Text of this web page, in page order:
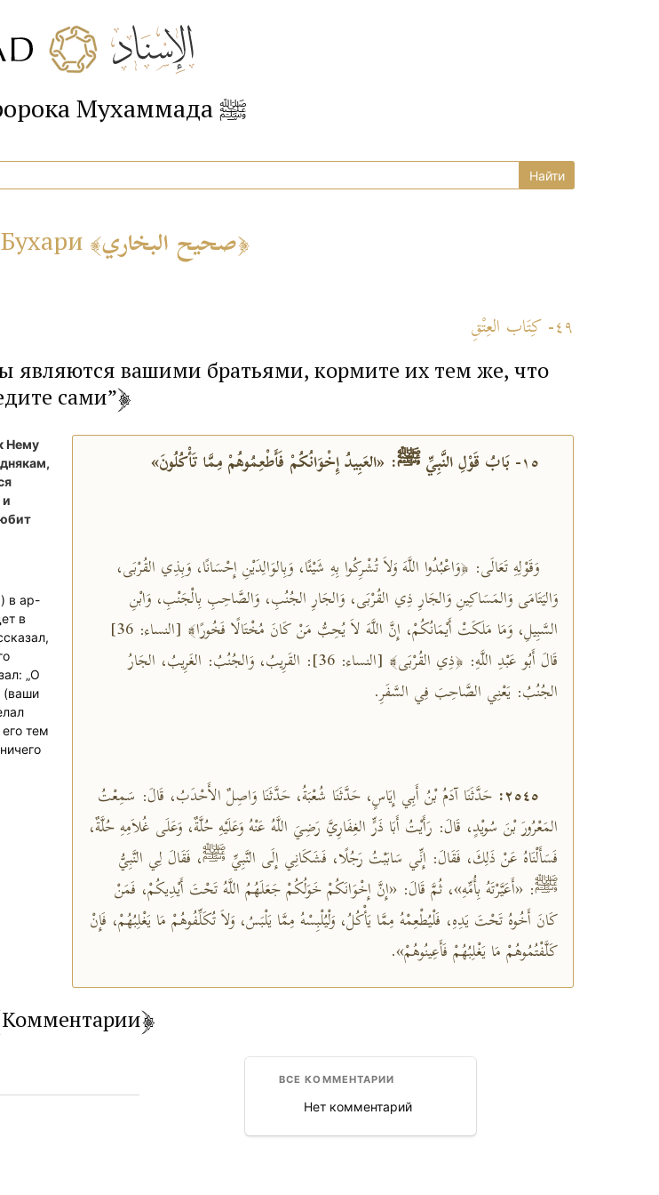
Хадисы пророка Мухаммада ﷺ
صحيح البخاري
٤٩- كِتَاب العِتْقِ
сами”
Нему
в ар-
в
(ваши
тем
١٥- بَابُ قَوْلِ النَّبِيِّ ﷺ: «العَبِيدُ إِخْوَانُكُمْ فَأَطْعِمُوهُمْ مِمَّا تَأْكُلُونَ»
وَقَوْلِهِ تَعَالَى: ﴿وَاعْبُدُوا اللَّهَ وَلاَ تُشْرِكُوا بِهِ شَيْئًا، وَبِالوَالِدَيْنِ إِحْسَانًا، وَبِذِي القُرْبَى،
وَاليَتَامَى وَالمَسَاكِينِ وَالجَارِ ذِي القُرْبَى، وَالجَارِ الجُنُبِ، وَالصَّاحِبِ بِالْجَنْبِ، وَابْنِ
السَّبِيلِ، وَمَا مَلَكَتْ أَيْمَانُكُمْ، إِنَّ اللَّهَ لاَ يُحِبُّ مَنْ كَانَ مُخْتَالًا فَخُورًا﴾ [النساء: 36]
قَالَ أَبُو عَبْدِ اللَّهِ: ﴿ذِي القُرْبَى﴾ [النساء: 36]: القَرِيبُ، وَالجُنُبُ: الغَرِيبُ، الجَارُ
الجُنُبُ: يَعْنِي الصَّاحِبَ فِي السَّفَرِ.
٢٥٤٥: حَدَّثَنَا آدَمُ بْنُ أَبِي إِيَاسٍ، حَدَّثَنَا شُعْبَةُ، حَدَّثَنَا وَاصِلٌ الأَحْدَبُ، قَالَ: سَمِعْتُ
المَعْرُورَ بْنَ سُويْدٍ، قَالَ: رَأَيْتُ أَبَا ذَرٍّ الغِفَارِيَّ رَضِيَ اللَّهُ عَنْهُ وَعَلَيْهِ حُلَّةٌ، وَعَلَى غُلاَمِهِ حُلَّةٌ،
فَسَأَلْنَاهُ عَنْ ذَلِكَ، فَقَالَ: إِنِّي سَابَبْتُ رَجُلًا، فَشَكَانِي إِلَى النَّبِيِّ ﷺ، فَقَالَ لِي النَّبِيُّ
ﷺ: «أَعَيَّرْتَهُ بِأُمِّهِ»، ثُمَّ قَالَ: «إِنَّ إِخْوَانَكُمْ خَوَلُكُمْ جَعَلَهُمُ اللَّهُ تَحْتَ أَيْدِيكُمْ، فَمَنْ
كَانَ أَخُوهُ تَحْتَ يَدِهِ، فَلْيُطْعِمْهُ مِمَّا يَأْكُلُ، وَلْيُلْبِسْهُ مِمَّا يَلْبَسُ، وَلاَ تُكَلِّفُوهُمْ مَا يَغْلِبُهُمْ، فَإِنْ
كَلَّفْتُمُوهُمْ مَا يَغْلِبُهُمْ فَأَعِينُوهُمْ».
Комментарии
ВСЕ КОММЕНТАРИИ
Нет комментарий